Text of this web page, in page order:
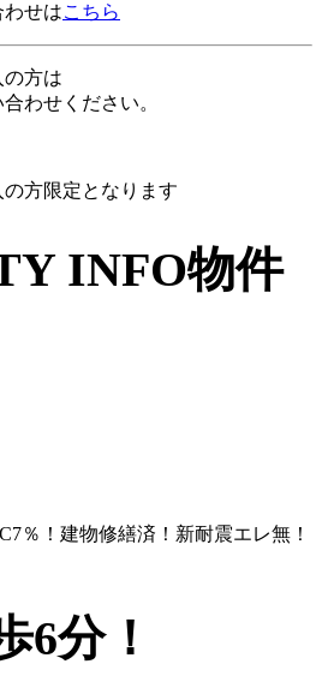
わせはこちら
の方は
わせください。
方限定となります
INFO物件
％！建物修繕済！新耐震エレ無！
6分！